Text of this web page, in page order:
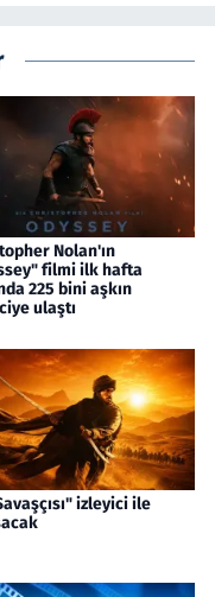
Nolan'ın
filmi ilk hafta
225 bini aşkın
ulaştı
izleyici ile